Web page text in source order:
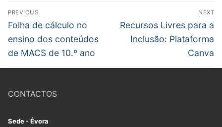
Formação
Área de Sócios
Revista Intervir
Contactos
Navegação
de
artigos
PREVIOUS
Previous
post:
Folha de cálculo no
ensino dos conteúdos
de MACS de 10.º ano
NEXT
Next
post:
Recursos Livres para a
Inclusão: Plataforma
Canva
CONTACTOS
Sede - Évora